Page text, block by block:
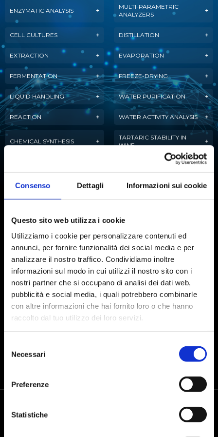
Consenso Dettagli Informazioni sui cookie
Questo sito web utilizza i cookie
Utilizziamo i cookie per personalizzare contenuti ed
annunci, per fornire funzionalità dei social media e per
analizzare il nostro traffico. Condividiamo inoltre
informazioni sul modo in cui utilizzi il nostro sito con i
nostri partner che si occupano di analisi dei dati web,
pubblicità e social media, i quali potrebbero combinarle
con altre informazioni che hai fornito loro o che hanno
raccolto dal tuo utilizzo dei loro servizi.
delNecessari
Preferenze
Statistiche
ENZYMATIC ANALYSIS
MULTI-PARAMETRIC
ANALYZERS
CELL CULTURES DISTILLATION
EXTRACTION EVAPORATION
FERMENTATION FREEZE-DRYING
LIQUID HANDLING WATER PURIFICATION
REACTION WATER ACTIVITY ANALYSIS
CHEMICAL SYNTHESIS
TARTARIC STABILITY IN
WINE
Subscribe to our newsletter
I agree to the processing of personal data after reading thedata
processing policy
SEND